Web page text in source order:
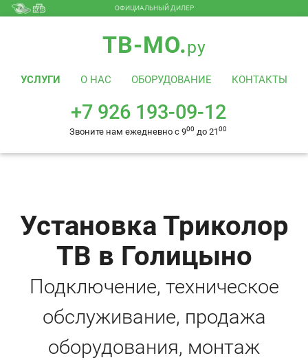
+7 926 193-09-12
Звоните нам ежедневно с 9
ОФИЦИАЛЬНЫЙ ДИЛЕР
ТВ-МО.ру
УСЛУГИ О НАС ОБОРУДОВАНИЕ КОНТАКТЫ
+7 926 193-09-12
Звоните нам ежедневно с 900 до 2100
Установка Триколор
ТВ в Голицыно
Подключение, техническое
обслуживание, продажа
оборудования, монтаж